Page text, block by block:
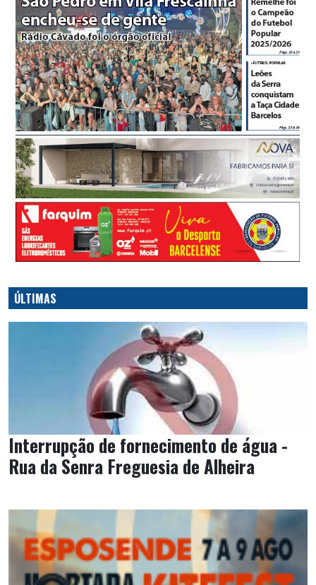
ÚLTIMAS
Interrupção de fornecimento de água -
Rua da Senra Freguesia de Alheira